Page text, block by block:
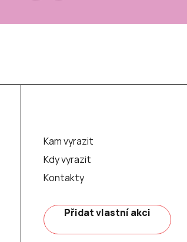
Kam vyrazit
Kdy vyrazit
Kontakty
Přidat vlastní akci